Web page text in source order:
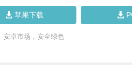
苹果下载
安卓市场，安全绿色